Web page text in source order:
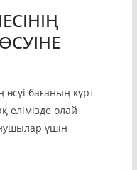
өсуі бағаның күрт
елімізде олай
үшін